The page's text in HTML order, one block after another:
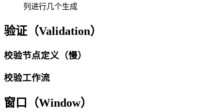
列进行几个生成
验证（Validation）
校验节点定义（慢）
校验工作流
窗口（Window）